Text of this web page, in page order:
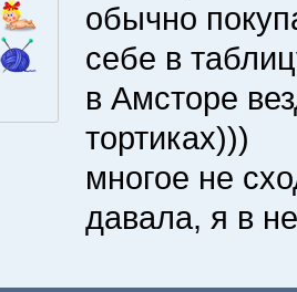
обычно
себе в
в Амсторе
тортиках)))
многое не
давала, я в